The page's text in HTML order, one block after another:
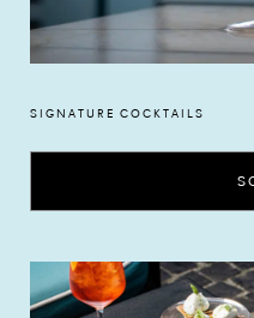
SIGNATURE COCKTAILS